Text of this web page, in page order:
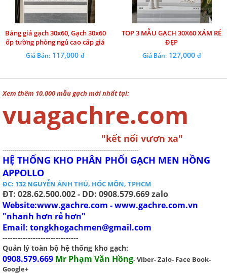
Bảng giá gạch 30x60, Gạch 30x60
ốp tường phòng ngủ cao cấp giá
rẻ
Giá Bán: 117,000đ
TOP 3 MẪU GẠCH 30X60 XÁM RẺ
ĐẸP
Giá Bán:127,000 đ
Xem thêm 10.000 mẫu gạch mới nhất tại:
vuagachre.com
"kết nối vươn xa"
-------------------------------------------------------------------
HỆ THỐNG KHO PHÂN PHỐI GẠCH MEN HỒNG
APPOLLO
ĐC: 132 NGUYỄN ẢNH THỦ, HÓC MÔN, TPHCM
ĐT: 028.62.500.002 - DD: 0908.579.669 zalo
Website:www.gachre.com - www.gachre.com.vn
"nhanh hơn rẻ hơn"
Email: tongkhogachmen@gmail.com
------------------------------
Quản lý toàn bộ hệ thống kho gạch:
0908.579.669 Mr Phạm Văn Hồng- Viber- Zalo- Face Book-
Google+